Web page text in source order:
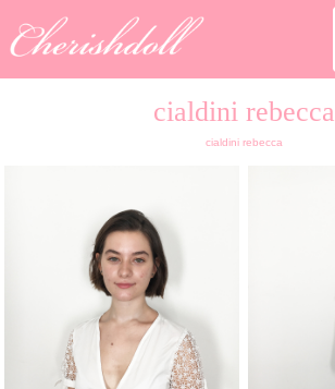
cialdini rebecca
cialdini rebecca